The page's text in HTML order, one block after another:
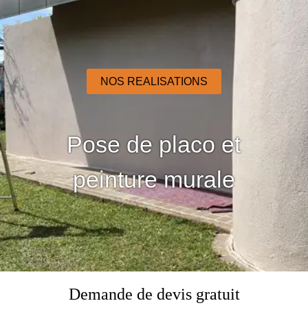
NOS REALISATIONS
Pose de placo et
peinture murale
Demande de devis gratuit